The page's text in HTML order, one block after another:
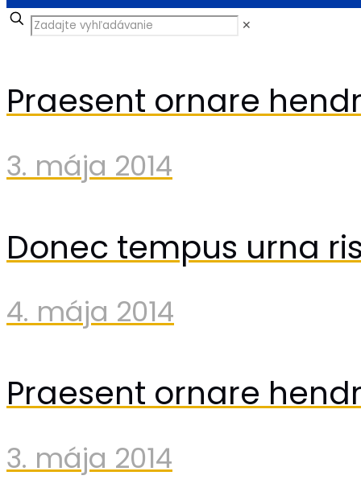
✕
Praesent ornare
3. mája 2014
Donec tempus urna
4. mája 2014
Praesent ornare
3. mája 2014